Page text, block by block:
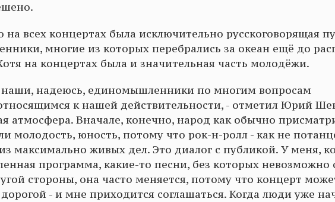
на всех концертах была исключительно русскоговорящая
многие из которых перебрались за океан ещё до
на концертах была и значительная часть молодёжи.
наши, надеюсь, единомышленники по многим вопросам
к нашей действительности, - отметил Юрий
атмосфера. Вначале, конечно, народ как обычно
молодость, юность, потому что рок-н-ролл - как не
максимально живых дел. Это диалог с публикой. У меня,
программа, какие-то песни, без которых невозможно
стороны, она часто меняется, потому что концерт
- и мне приходится соглашаться. Когда люди уже